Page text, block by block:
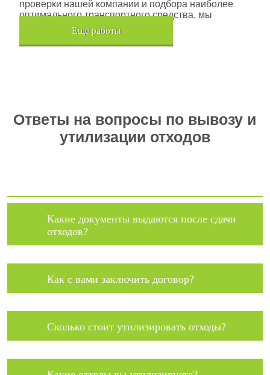
проверки нашей компании и подбора наиболее
оптимального транспортного средства, мы
помогли данной компании.
Eщё работы
Ответы на вопросы по вывозу и
утилизации отходов
Какие документы выдаются после сдачи
отходов?
Как с вами заключить договор?
Сколько стоит утилизировать отходы?